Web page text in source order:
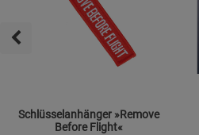
Schlüsselanhänger »Remove
Before Flight«